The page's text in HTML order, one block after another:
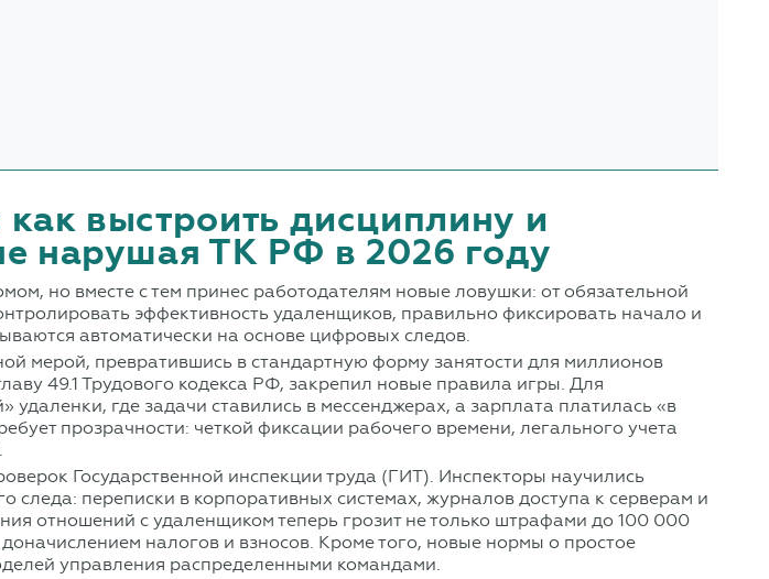
выстроить дисциплину и
нарушая ТК РФ в 2026 году
но вместе с тем принес работодателям новые ловушки: от обязательной
эффективность удаленщиков, правильно фиксировать начало и
автоматически на основе цифровых следов.
мерой, превратившись в стандартную форму занятости для миллионов
49.1 Трудового кодекса РФ, закрепил новые правила игры. Для
где задачи ставились в мессенджерах, а зарплата платилась «в
прозрачности: четкой фиксации рабочего времени, легального учета
Государственной инспекции труда (ГИТ). Инспекторы научились
переписки в корпоративных системах, журналов доступа к серверам и
отношений с удаленщиком теперь грозит не только штрафами до 100 000
налогов и взносов. Кроме того, новые нормы о простое
управления распределенными командами.